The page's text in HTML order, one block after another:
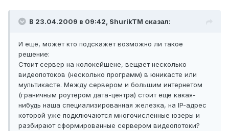
В 23.04.2009 в 09:42, ShurikTM сказал:
И еще, может кто подскажет возможно ли такое
решение:
Стоит сервер на колокейшене, вещает несколько
видеопотоков (несколько программ) в юникасте или
мультикасте. Между сервером и большим интернетом
(граничным роутером дата-центра) стоит еще какая-
нибудь наша специализированная железка, на IP-адрес
которой уже подключаются многочисленные юзеры и
разбирают сформированные сервером видеопотоки?